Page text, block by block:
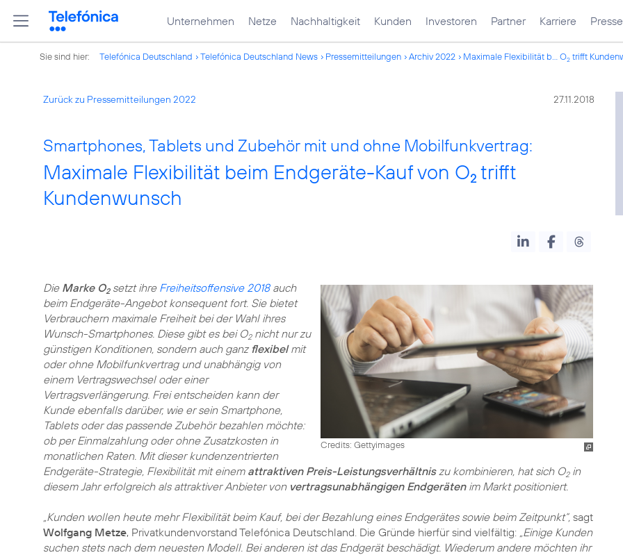
Unternehmen Netze Nachhaltigkeit Kunden Investoren Partner Karriere Presse
Sie sind hier: Telefónica Deutschland Telefónica Deutschland News Pressemitteilungen Archiv 2022 Maximale Flexibilität b... O2 trifft
Zurück zu Pressemitteilungen 2022 27.11.2018
Smartphones, Tablets und Zubehör mit und ohne Mobilfunkvertrag:
Maximale Flexibilität beim Endgeräte-Kauf von O2 trifft
Kundenwunsch
Credits: Gettyimages
Die Marke O2setzt ihre Freiheitsoffensive 2018auch
beim Endgeräte-Angebot konsequent fort. Sie bietet
Verbrauchern maximale Freiheit bei der Wahl ihres
Wunsch-Smartphones. Diese gibt es bei O2nicht nur zu
günstigen Konditionen, sondern auch ganz flexibelmit
oder ohne Mobilfunkvertrag und unabhängig von
einem Vertragswechsel oder einer
Vertragsverlängerung. Frei entscheiden kann der
Kunde ebenfalls darüber, wie er sein Smartphone,
Tablets oder das passende Zubehör bezahlen möchte:
ob per Einmalzahlung oder ohne Zusatzkosten in
monatlichen Raten. Mit dieser kundenzentrierten
Endgeräte-Strategie, Flexibilität mit einem attraktiven Preis-Leistungsverhältniszu kombinieren, hat sich O2in
diesem Jahr erfolgreich als attraktiver Anbieter von vertragsunabhängigen Endgerätenim Markt positioniert.
„Kunden wollen heute mehr Flexibilität beim Kauf, bei der Bezahlung eines Endgerätes sowie beim Zeitpunkt“, sagt
Wolfgang Metze, Privatkundenvorstand Telefónica Deutschland. Die Gründe hierfür sind vielfältig: „Einige Kunden
suchen stets nach dem neuesten Modell. Bei anderen ist das Endgerät beschädigt. Wiederum andere möchten ihr